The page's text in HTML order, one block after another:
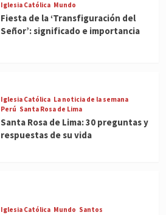
Iglesia Católica Mundo
Fiesta de la ‘Transfiguración del
Señor’: significado e importancia
Iglesia Católica La noticia de la semana
Perú Santa Rosa de Lima
Santa Rosa de Lima: 30 preguntas y
respuestas de su vida
Iglesia Católica Mundo Santos